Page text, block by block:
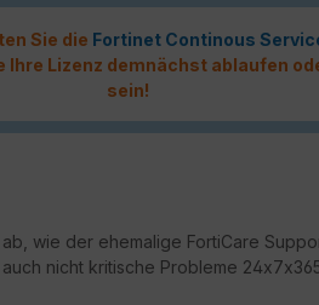
Sie die Fortinet Continous
Ihre Lizenz demnächst ablaufen
sein!
wie der ehemalige FortiCare
nicht kritische Probleme